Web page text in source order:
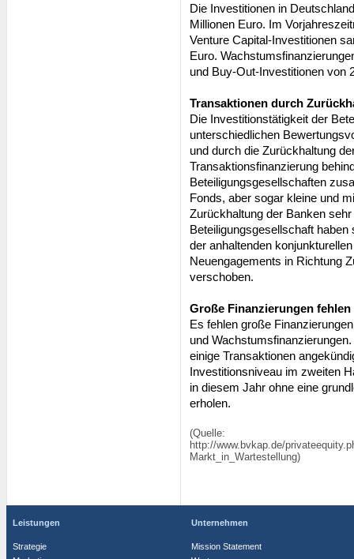
Die Investitionen in
Millionen Euro. Im
Venture Capital-Investitionen
Euro.
und Buy-Out-Investitionen von
Transaktionen durch
Die Investitionstätigkeit der
unterschiedlichen
und durch die Zurückhaltung
Transaktionsfinanzierung
Beteiligungsgesellschaften
Fonds, aber sogar kleine und
Zurückhaltung der Banken
Beteiligungsgesellschaft
der anhaltenden
Neuengagements in Richtung
verschoben.
Große Finanzierungen fehlen
Es fehlen große
und
einige Transaktionen
Investitionsniveau im zweiten
in diesem Jahr ohne eine
erholen.
(Quelle:
http://www.bvkap.de/
Markt_in_Wartestellung)
Leistungen
Strategie
Unternehmen
Mission Statement